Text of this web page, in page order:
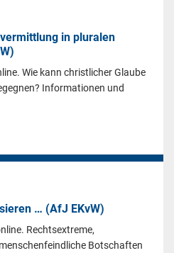
in pluralen
Wie kann christlicher Glaube
Informationen und
… (AfJ EKvW)
Rechtsextreme,
Botschaften